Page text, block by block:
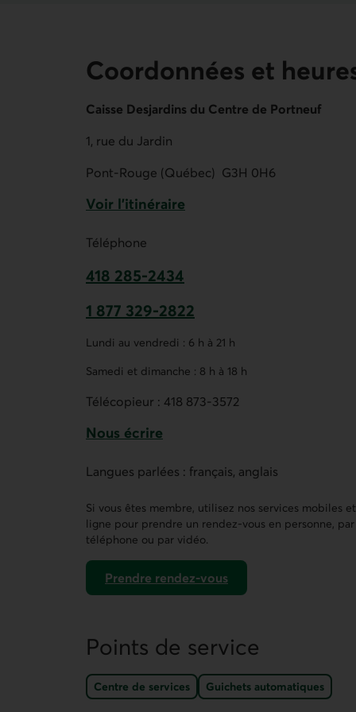
Coordonnées et
Caisse Desjardins du Centre de Portneuf
1, rue du Jardin
Pont-Rouge (Québec) G3H 0H6
Voir l'itinéraire
Téléphone
418 285-2434
1 877 329-2822
Lundi au vendredi : 6 h à 21 h
Samedi et dimanche : 8 h à 18 h
Télécopieur : 418 873-3572
Nous écrire
Langues parlées : français, anglais
Si vous êtes membre, utilisez nos services mobiles
ligne pour prendre un rendez-vous en personne, par
téléphone ou par vidéo.
Prendre rendez-vous
dans AccèsD
Points de service
Centre de services Guichets automatiques